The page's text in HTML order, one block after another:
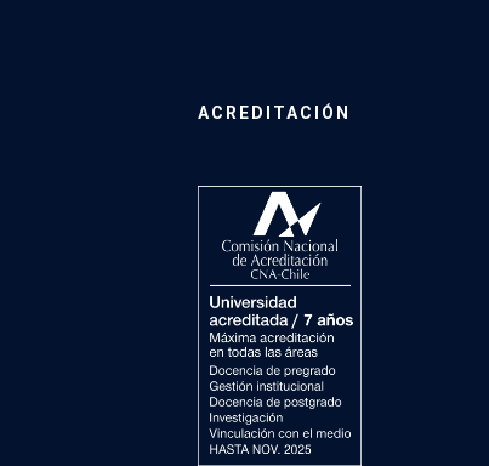
ACREDITACIÓN